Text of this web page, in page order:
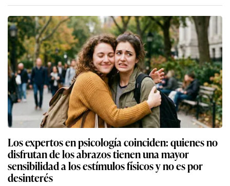
Los expertos en psicología coinciden: quienes no
disfrutan de los abrazos tienen una mayor
sensibilidad a los estímulos físicos y no es por
desinterés